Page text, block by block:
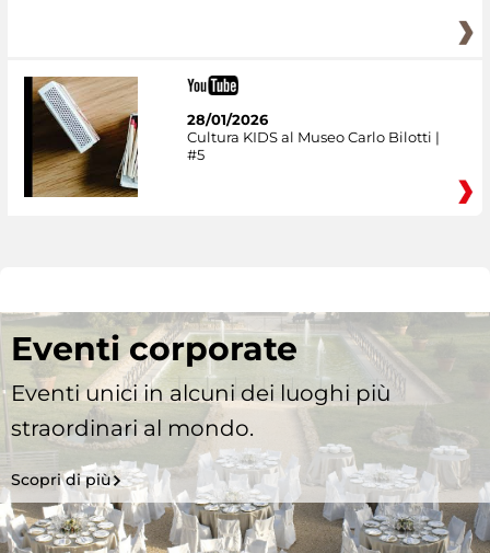
28/01/2026
Cultura KIDS al Museo Carlo Bilotti |
#5
Eventi corporate
Eventi unici in alcuni dei luoghi più
straordinari al mondo.
Scopri di più